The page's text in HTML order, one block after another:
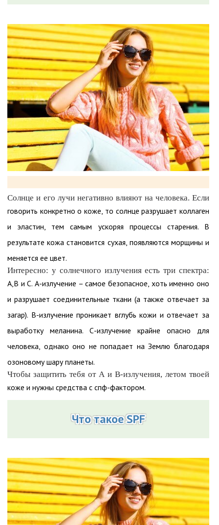
Солнце и его лучи негативно влияют на человека. Если
говорить конкретно о коже, то солнце разрушает коллаген
и эластин, тем самым ускоряя процессы старения. В
результате кожа становится сухая, появляются морщины и
меняется ее цвет.
Интересно: у солнечного излучения есть три спектра:
А,В и С. А-излучение – самое безопасное, хоть именно оно
и разрушает соединительные ткани (а также отвечает за
загар). В-излучение проникает вглубь кожи и отвечает за
выработку меланина. С-излучение крайне опасно для
человека, однако оно не попадает на Землю благодаря
озоновому шару планеты.
Чтобы защитить тебя от А и В-излучения, летом твоей
коже и нужны средства с спф-фактором.
Что такое SPF